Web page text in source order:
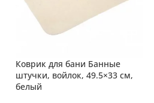
Коврик для бани Банные
штучки, войлок, 49.5×33 см,
белый